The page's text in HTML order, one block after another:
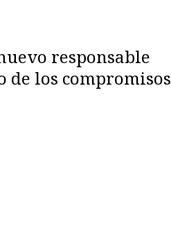
responsable
los compromisos